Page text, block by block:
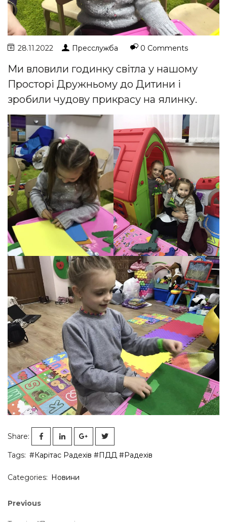
28.11.2022 Пресслужба 0 Comments
Ми вловили годинку світла у нашому
Просторі Дружньому до Дитини і
зробили чудову прикрасу на ялинку.
Share:
Tags: #Карітас Радехів #ПДД #Радехів
Categories: Новини
Навігація
Previous
Previous